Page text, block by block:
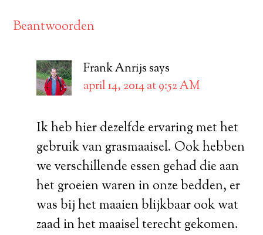
Beantwoorden
Frank Anrijs says
april 14, 2014 at 9:52 AM
Ik heb hier dezelfde ervaring met het
gebruik van grasmaaisel. Ook hebben
we verschillende essen gehad die aan
het groeien waren in onze bedden, er
was bij het maaien blijkbaar ook wat
zaad in het maaisel terecht gekomen.